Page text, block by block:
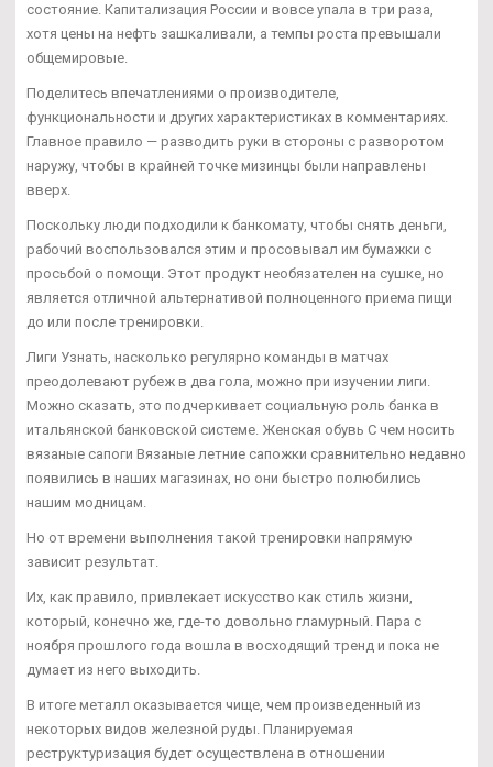
состояние. Капитализация России и вовсе упала в три раза,
хотя цены на нефть зашкаливали, а темпы роста превышали
общемировые.
Поделитесь впечатлениями о производителе,
функциональности и других характеристиках в комментариях.
Главное правило — разводить руки в стороны с разворотом
наружу, чтобы в крайней точке мизинцы были направлены
вверх.
Поскольку люди подходили к банкомату, чтобы снять деньги,
рабочий воспользовался этим и просовывал им бумажки с
просьбой о помощи. Этот продукт необязателен на сушке, но
является отличной альтернативой полноценного приема пищи
до или после тренировки.
Лиги Узнать, насколько регулярно команды в матчах
преодолевают рубеж в два гола, можно при изучении лиги.
Можно сказать, это подчеркивает социальную роль банка в
итальянской банковской системе. Женская обувь С чем носить
вязаные сапоги Вязаные летние сапожки сравнительно недавно
появились в наших магазинах, но они быстро полюбились
нашим модницам.
Но от времени выполнения такой тренировки напрямую
зависит результат.
Их, как правило, привлекает искусство как стиль жизни,
который, конечно же, где-то довольно гламурный. Пара с
ноября прошлого года вошла в восходящий тренд и пока не
думает из него выходить.
В итоге металл оказывается чище, чем произведенный из
некоторых видов железной руды. Планируемая
реструктуризация будет осуществлена в отношении